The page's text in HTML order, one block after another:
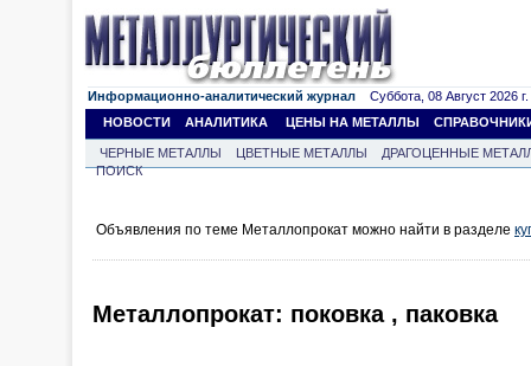
Информационно-аналитический журнал Суббота, 08 Август 2026 г.
НОВОСТИ
АНАЛИТИКА ЦЕНЫ НА МЕТАЛЛЫ
ЧЕРНЫЕ МЕТАЛЛЫ ЦВЕТНЫЕ МЕТАЛЛЫ
ДРАГОЦЕННЫЕ
ПОИСК
Объявления по теме Металлопрокат можно найти в разделе
Металлопрокат: поковка , паковка